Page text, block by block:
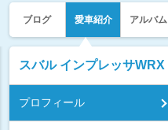
ブログ 愛車紹介 アルバム
スバル インプレッサWRX
プロフィール